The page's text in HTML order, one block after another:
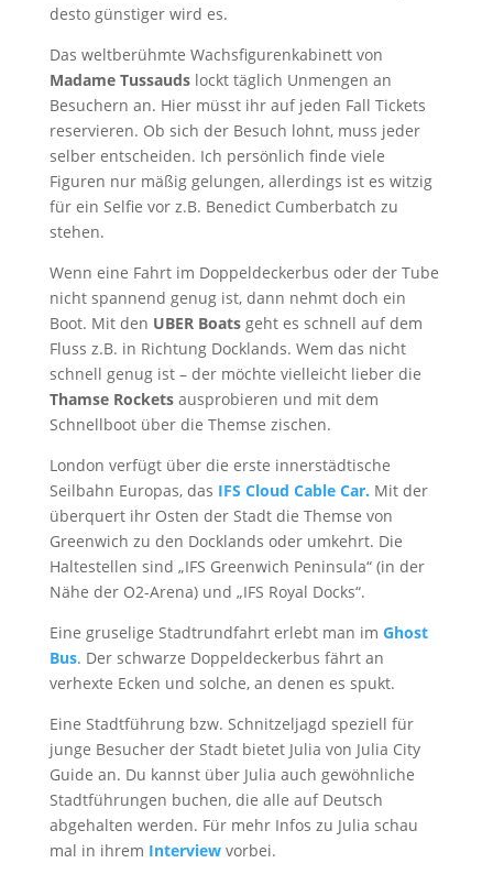
desto günstiger wird es.
Das weltberühmte Wachsfigurenkabinett von
Madame Tussaudslockt täglich Unmengen an
Besuchern an. Hier müsst ihr auf jeden Fall Tickets
reservieren. Ob sich der Besuch lohnt, muss jeder
selber entscheiden. Ich persönlich finde viele
Figuren nur mäßig gelungen, allerdings ist es witzig
für ein Selfie vor z.B. Benedict Cumberbatch zu
stehen.
Wenn eine Fahrt im Doppeldeckerbus oder der Tube
nicht spannend genug ist, dann nehmt doch ein
Boot. Mit den UBER Boatsgeht es schnell auf dem
Fluss z.B. in Richtung Docklands. Wem das nicht
schnell genug ist – der möchte vielleicht lieber die
Thamse Rocketsausprobieren und mit dem
Schnellboot über die Themse zischen.
London verfügt über die erste innerstädtische
Seilbahn Europas, das IFS Cloud Cable Car. Mit der
überquert ihr Osten der Stadt die Themse von
Greenwich zu den Docklands oder umkehrt. Die
Haltestellen sind „IFS Greenwich Peninsula“ (in der
Nähe der O2-Arena) und „IFS Royal Docks“.
Eine gruselige Stadtrundfahrt erlebt man im Ghost
Bus. Der schwarze Doppeldeckerbus fährt an
verhexte Ecken und solche, an denen es spukt.
Eine Stadtführung bzw. Schnitzeljagd speziell für
junge Besucher der Stadt bietet Julia von Julia City
Guide an. Du kannst über Julia auch gewöhnliche
Stadtführungen buchen, die alle auf Deutsch
abgehalten werden. Für mehr Infos zu Julia schau
mal in ihrem Interviewvorbei.